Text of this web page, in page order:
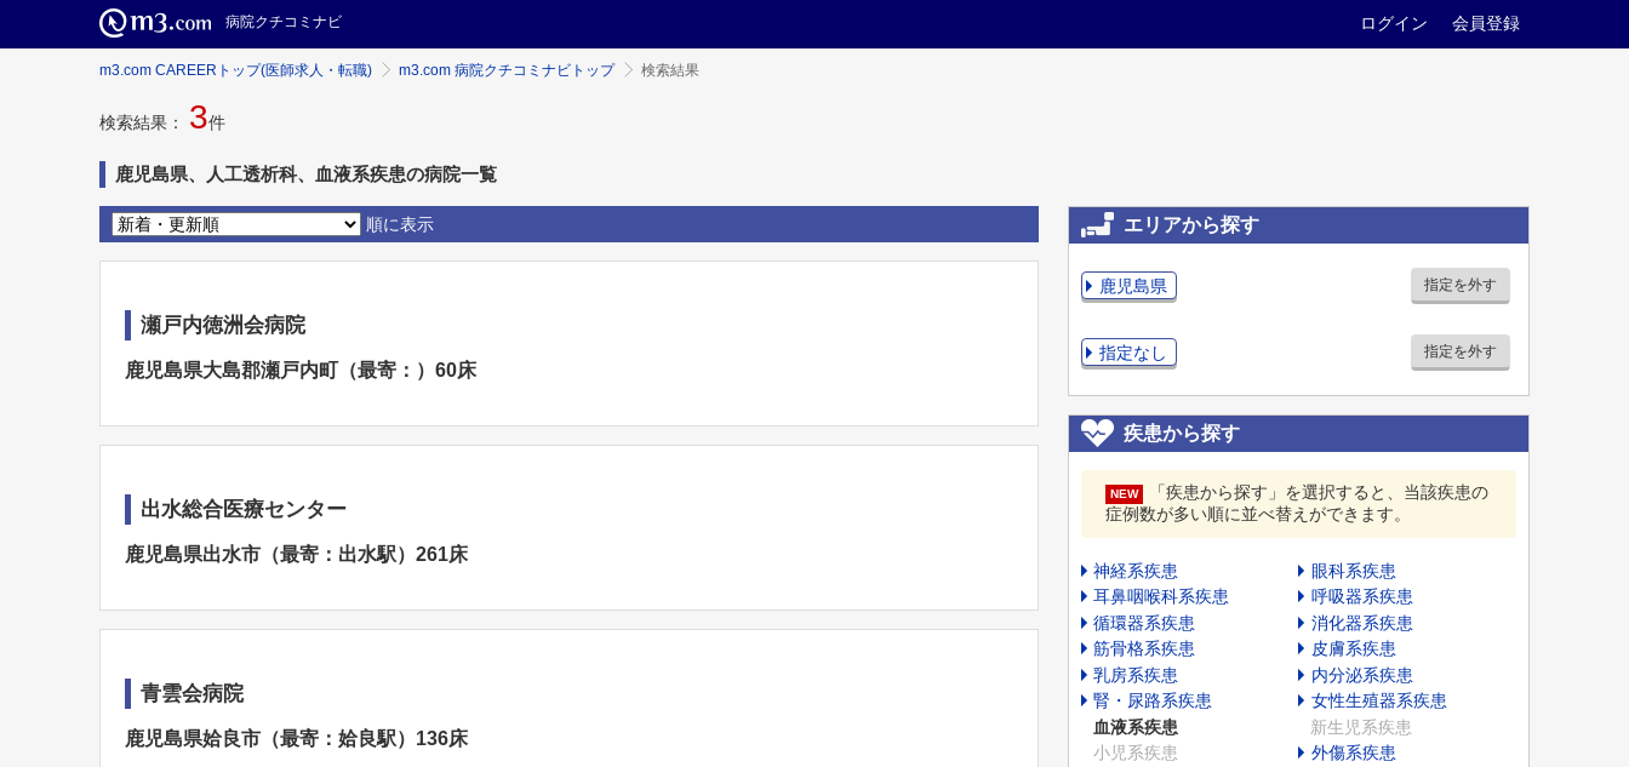
病院クチコミナビ ログイン 会員登録
m3.com CAREERトップ(医師求人・転職) m3.com 病院クチコミナビトップ 検索結果
検索結果： 3件
鹿児島県、人工透析科、血液系疾患の病院一覧
順に表示
瀬戸内徳洲会病院
鹿児島県大島郡瀬戸内町（最寄：）60床
出水総合医療センター
鹿児島県出水市（最寄：出水駅）261床
青雲会病院
鹿児島県姶良市（最寄：姶良駅）136床
エリアから探す
鹿児島県 指定を外す
指定なし 指定を外す
疾患から探す
NEW
「疾患から探す」を選択すると、当該疾患の
症例数が多い順に並べ替えができます。
神経系疾患
眼科系疾患
耳鼻咽喉科系疾患
呼吸器系疾患
循環器系疾患
消化器系疾患
筋骨格系疾患
皮膚系疾患
乳房系疾患
内分泌系疾患
腎・尿路系疾患
女性生殖器系疾患
血液系疾患
新生児系疾患
小児系疾患
外傷系疾患